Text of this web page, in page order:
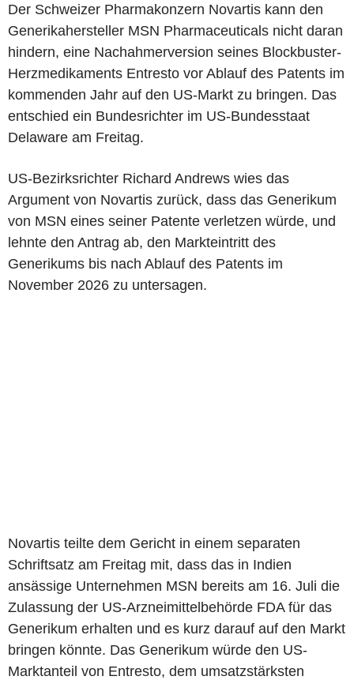
Der Schweizer Pharmakonzern Novartis kann den
Generikahersteller MSN Pharmaceuticals nicht daran
hindern, eine Nachahmerversion seines Blockbuster-
Herzmedikaments Entresto vor Ablauf des Patents im
kommenden Jahr auf den US-Markt zu bringen. Das
entschied ein Bundesrichter im US-Bundesstaat
Delaware am Freitag.
US-Bezirksrichter Richard Andrews wies das
Argument von Novartis zurück, dass das Generikum
von MSN eines seiner Patente verletzen würde, und
lehnte den Antrag ab, den Markteintritt des
Generikums bis nach Ablauf des Patents im
November 2026 zu untersagen.
Novartis teilte dem Gericht in einem separaten
Schriftsatz am Freitag mit, dass das in Indien
ansässige Unternehmen MSN bereits am 16. Juli die
Zulassung der US-Arzneimittelbehörde FDA für das
Generikum erhalten und es kurz darauf auf den Markt
bringen könnte. Das Generikum würde den US-
Marktanteil von Entresto, dem umsatzstärksten